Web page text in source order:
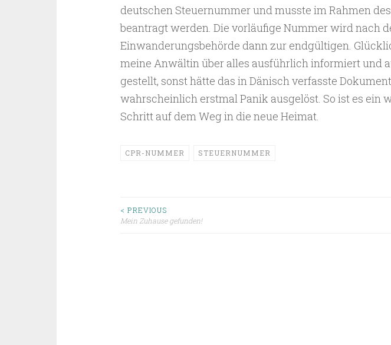
deutschen Steuernummer und musste im Rahmen
beantragt werden. Die vorläufige Nummer wird nach
Einwanderungsbehörde dann zur endgültigen.
meine Anwältin über alles ausführlich informiert und
gestellt, sonst hätte das in Dänisch verfasste
wahrscheinlich erstmal Panik ausgelöst. So ist es ein
Schritt auf dem Weg in die neue Heimat.
CPR-NUMMER STEUERNUMMER
Beitragsnavigation
< PREVIOUS
Mein Zuhause gefunden!